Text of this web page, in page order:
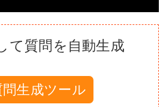
て質問を自動生成
問生成ツール